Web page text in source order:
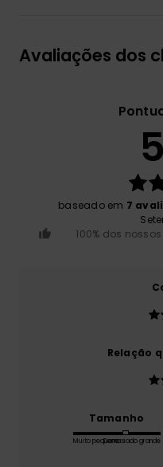
Avaliações dos
baseado em 7
100% dos
Relação
Tamanho
Muito pequenoDemasiado grande